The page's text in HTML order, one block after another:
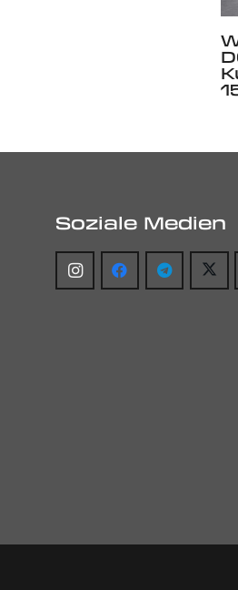
Soziale Medien